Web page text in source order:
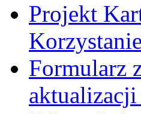
Projekt
Korzystanie
Formularz